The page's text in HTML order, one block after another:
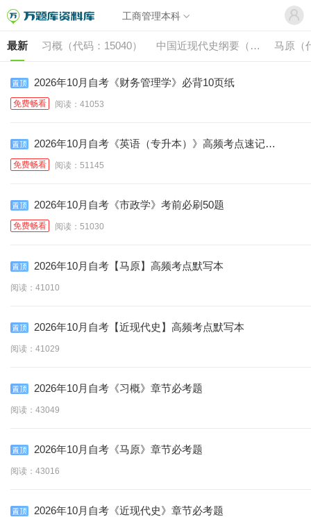
工商管理本科
最新 习概（代码：15040） 中国近现代史纲要（代
码:15043）
马原（
2026年10月自考《财务管理学》必背10页纸
免费畅看 阅读：41053
2026年10月自考《英语（专升本）》高频考点速记口
诀
免费畅看 阅读：51145
2026年10月自考《市政学》考前必刷50题
免费畅看 阅读：51030
2026年10月自考【马原】高频考点默写本
阅读：41010
2026年10月自考【近现代史】高频考点默写本
阅读：41029
2026年10月自考《习概》章节必考题
阅读：43049
2026年10月自考《马原》章节必考题
阅读：43016
2026年10月自考《近现代史》章节必考题